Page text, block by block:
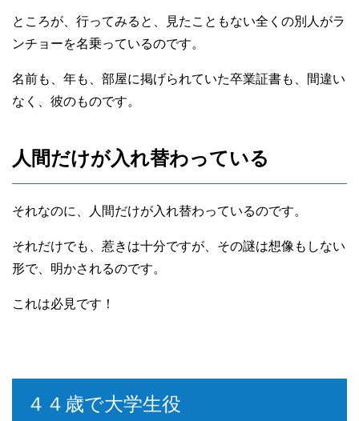
ところが、行ってみると、見たこともない全くの別人がラ
ンチョーを名乗っているのです。
名前も、年も、部屋に掲げられていた卒業証書も、間違い
なく、彼のものです。
人間だけが入れ替わっている
それなのに、人間だけが入れ替わっているのです。
それだけでも、惹きは十分ですが、その謎は想像もしない
形で、明かされるのです。
これは必見です！
４４歳で大学生役